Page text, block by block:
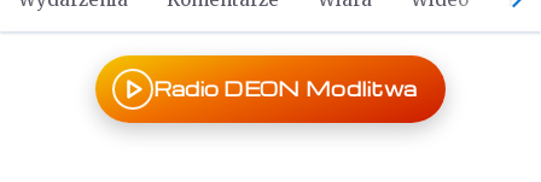
Radio DEON Modlitwa